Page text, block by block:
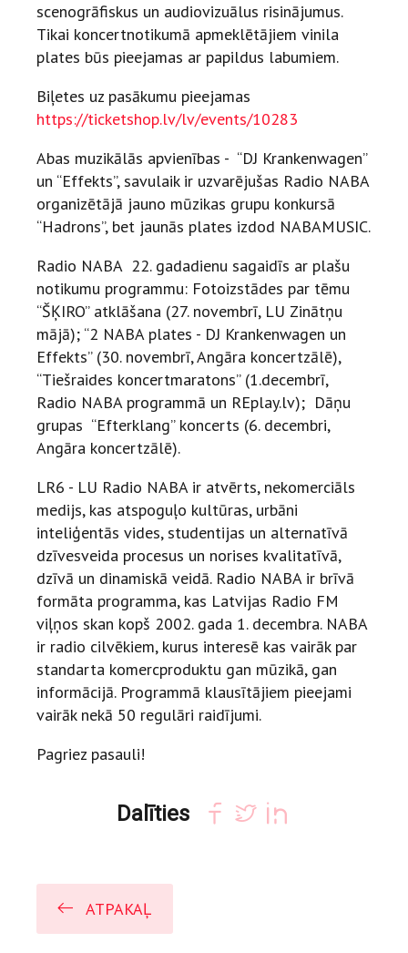
scenogrāfiskus un audiovizuālus risinājumus.
Tikai koncertnotikumā apmeklētājiem vinila
plates būs pieejamas ar papildus labumiem.
Biļetes uz pasākumu pieejamas
https://ticketshop.lv/lv/events/10283
Abas muzikālās apvienības - “DJ Krankenwagen”
un “Effekts”, savulaik ir uzvarējušas Radio NABA
organizētājā jauno mūzikas grupu konkursā
“Hadrons”, bet jaunās plates izdod NABAMUSIC.
Radio NABA 22. gadadienu sagaidīs ar plašu
notikumu programmu: Fotoizstādes par tēmu
“ŠĶIRO” atklāšana (27. novembrī, LU Zinātņu
mājā); “2 NABA plates - DJ Krankenwagen un
Effekts” (30. novembrī, Angāra koncertzālē),
“Tiešraides koncertmaratons” (1.decembrī,
Radio NABA programmā un REplay.lv); Dāņu
grupas “Efterklang” koncerts (6. decembri,
Angāra koncertzālē).
LR6 - LU Radio NABA ir atvērts, nekomerciāls
medijs, kas atspoguļo kultūras, urbāni
inteliģentās vides, studentijas un alternatīvā
dzīvesveida procesus un norises kvalitatīvā,
dzīvā un dinamiskā veidā. Radio NABA ir brīvā
formāta programma, kas Latvijas Radio FM
viļņos skan kopš 2002. gada 1. decembra. NABA
ir radio cilvēkiem, kurus interesē kas vairāk par
standarta komercproduktu gan mūzikā, gan
informācijā. Programmā klausītājiem pieejami
vairāk nekā 50 regulāri raidījumi.
Pagriez pasauli!
Dalīties
ATPAKAĻ